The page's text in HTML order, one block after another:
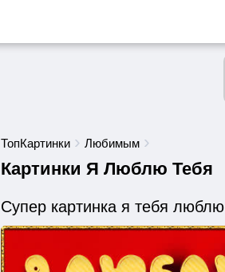
ТопКартинки Любимым
Картинки Я Люблю Тебя
Супер картинка я тебя люблю